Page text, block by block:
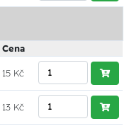
Cena
15 Kč
13 Kč